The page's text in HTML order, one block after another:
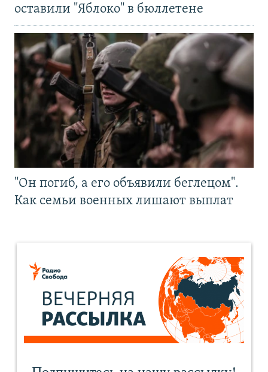
оставили "Яблоко" в бюллетене
"Он погиб, а его объявили беглецом".
Как семьи военных лишают выплат